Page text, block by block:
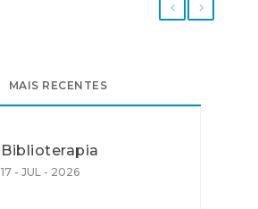
MAIS RECENTES
Biblioterapia
17 - JUL - 2026